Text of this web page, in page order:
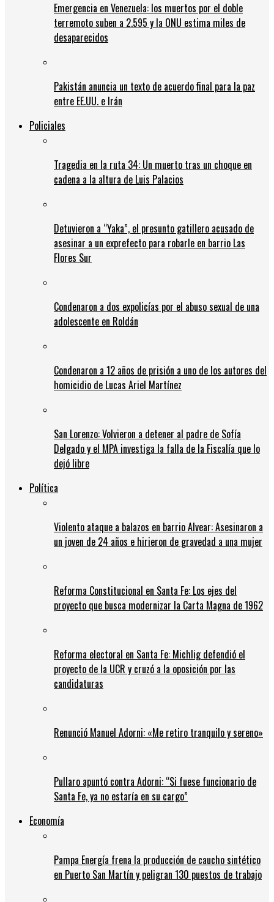
Emergencia en Venezuela: los muertos por el doble
terremoto suben a 2.595 y la ONU estima miles de
desaparecidos
Pakistán anuncia un texto de acuerdo final para la paz
entre EE.UU. e Irán
Policiales
Tragedia en la ruta 34: Un muerto tras un choque en
cadena a la altura de Luis Palacios
Detuvieron a “Yaka”, el presunto gatillero acusado de
asesinar a un exprefecto para robarle en barrio Las
Flores Sur
Condenaron a dos expolicías por el abuso sexual de una
adolescente en Roldán
Condenaron a 12 años de prisión a uno de los autores del
homicidio de Lucas Ariel Martínez
San Lorenzo: Volvieron a detener al padre de Sofía
Delgado y el MPA investiga la falla de la Fiscalía que lo
dejó libre
Política
Violento ataque a balazos en barrio Alvear: Asesinaron a
un joven de 24 años e hirieron de gravedad a una mujer
Reforma Constitucional en Santa Fe: Los ejes del
proyecto que busca modernizar la Carta Magna de 1962
Reforma electoral en Santa Fe: Michlig defendió el
proyecto de la UCR y cruzó a la oposición por las
candidaturas
Renunció Manuel Adorni: «Me retiro tranquilo y sereno»
Pullaro apuntó contra Adorni: “Si fuese funcionario de
Santa Fe, ya no estaría en su cargo”
Economía
Pampa Energía frena la producción de caucho sintético
en Puerto San Martín y peligran 130 puestos de trabajo